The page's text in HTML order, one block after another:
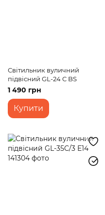
Світильник вуличний
підвісний GL-24 C BS
1 490 грн
Купити